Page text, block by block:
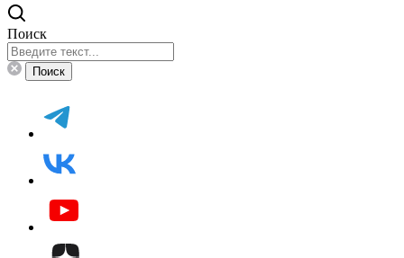
Поиск
Поиск